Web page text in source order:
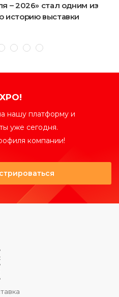
– 2026» стал одним из
историю выставки
нашу платформу и
уже сегодня.
компании!